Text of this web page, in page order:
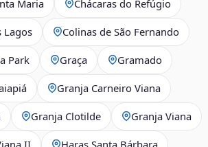
Maria Chácaras do Refúgio
Lagos Colinas de São Fernando
Park Graça Gramado
Granja Carneiro Viana
Granja Clotilde Granja Viana
II Haras Santa Bárbara